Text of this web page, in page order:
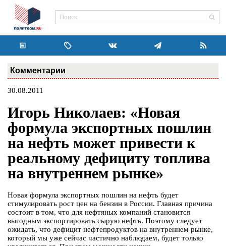
Комментарии
30.08.2011
Игорь Николаев: «Новая
формула экспортных пошлин
на нефть может привести к
реальному дефициту топлива
на внутреннем рынке»
Новая формула экспортных пошлин на нефть будет
стимулировать рост цен на бензин в России. Главная причина
состоит в том, что для нефтяных компаний становится
выгодным экспортировать сырую нефть. Поэтому следует
ожидать, что дефицит нефтепродуктов на внутреннем рынке,
который мы уже сейчас частично наблюдаем, будет только